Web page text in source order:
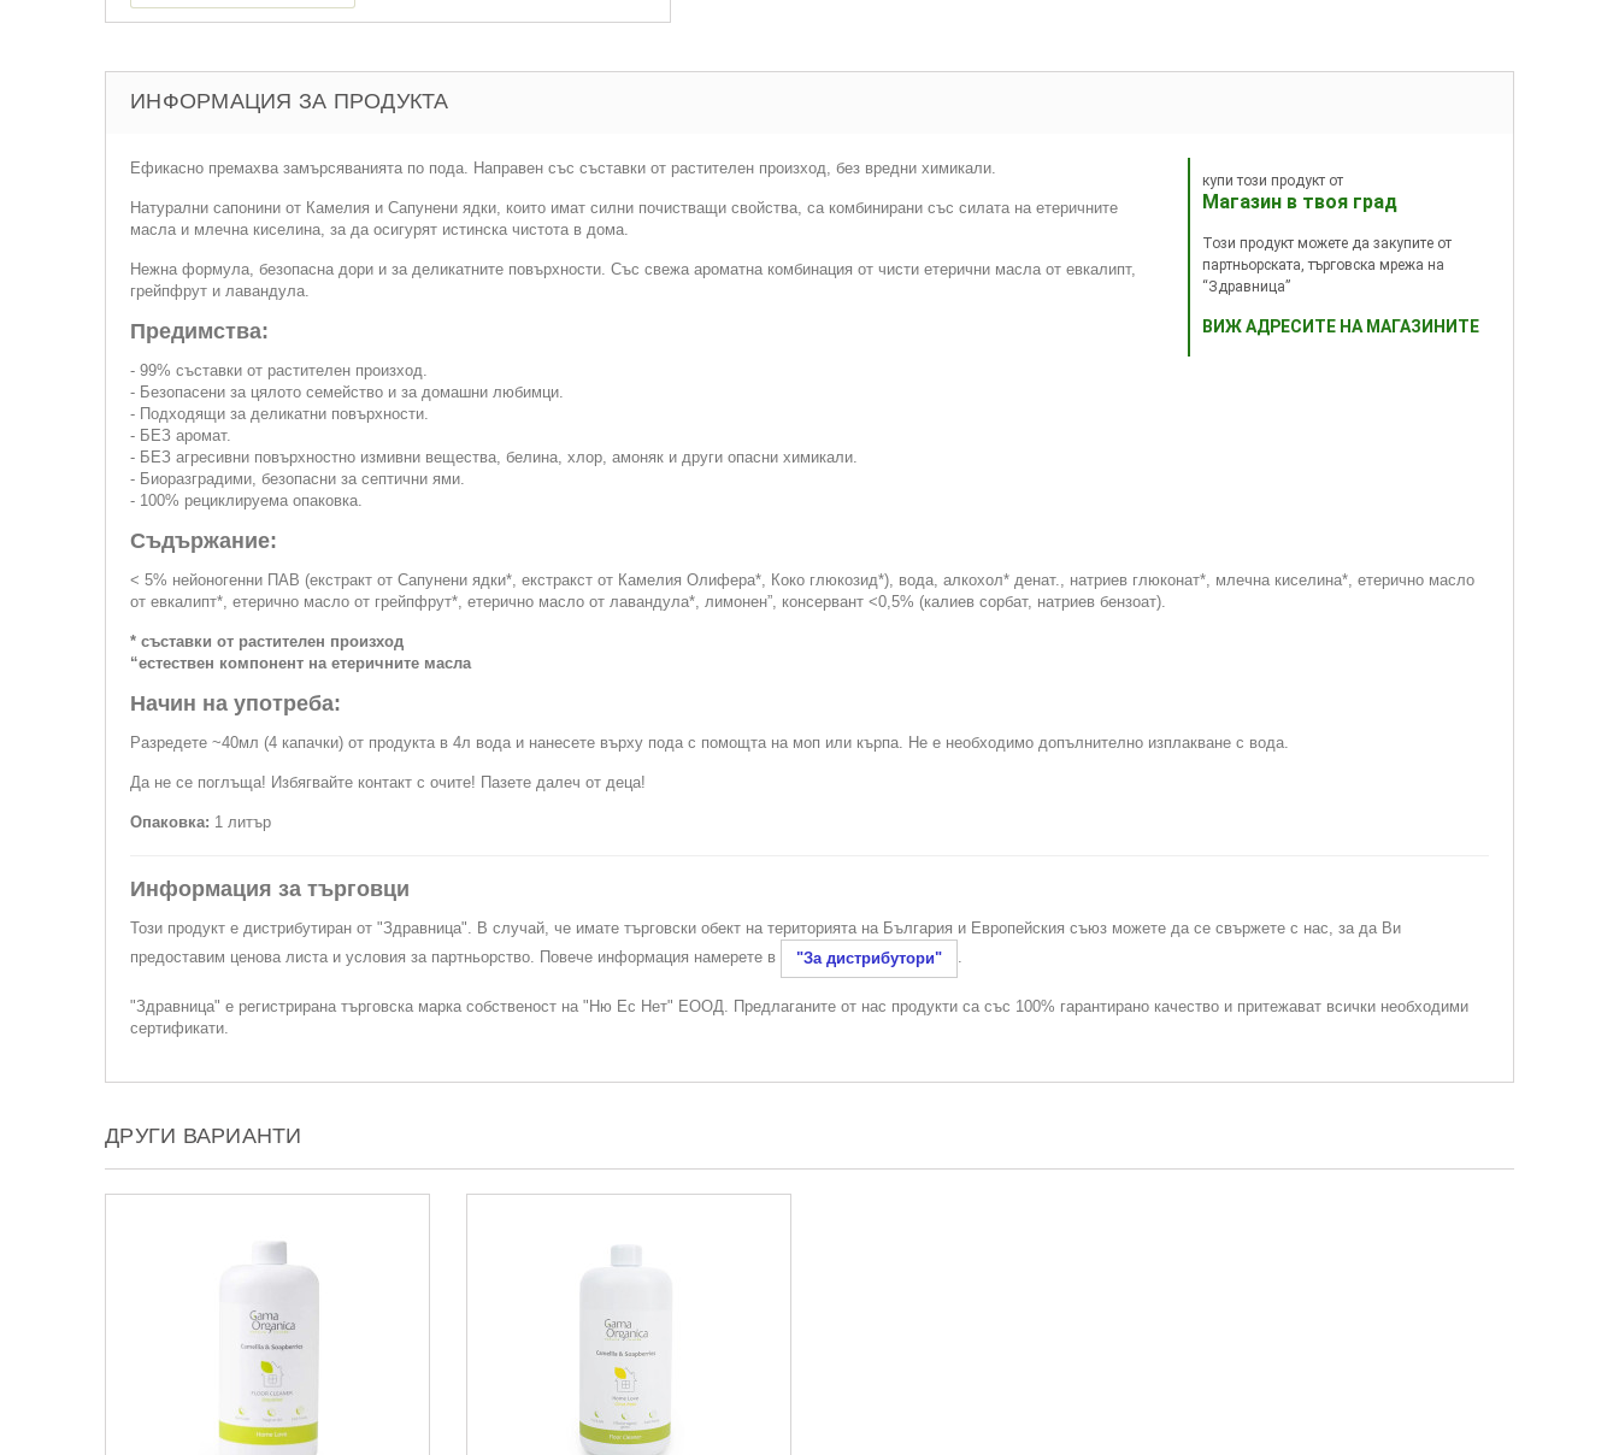
ИНФОРМАЦИЯ ЗА ПРОДУКТА
купи този продукт от
Магазин в твоя град
Този продукт можете да закупите от
партньорската, търговска мрежа на
“Здравница”
ВИЖ АДРЕСИТЕ НА МАГАЗИНИТЕ
Ефикасно премахва замърсяванията по пода. Направен със съставки от растителен произход, без вредни химикали.
Натурални сапонини от Камелия и Сапунени ядки, които имат силни почистващи свойства, са комбинирани със силата на етеричните
масла и млечна киселина, за да осигурят истинска чистота в дома.
Нежна формула, безопасна дори и за деликатните повърхности. Със свежа ароматна комбинация от чисти етерични масла от евкалипт,
грейпфрут и лавандула.
Предимства:
- 99% съставки от растителен произход.
- Безопасени за цялото семейство и за домашни любимци.
- Подходящи за деликатни повърхности.
- БЕЗ аромат.
- БЕЗ агресивни повърхностно измивни вещества, белина, хлор, амоняк и други опасни химикали.
- Биоразградими, безопасни за септични ями.
- 100% рециклируема опаковка.
Съдържание:
< 5% нейоногенни ПАВ (екстракт от Сапунени ядки*, екстракст от Камелия Олифера*, Коко глюкозид*), вода, алкохол* денат., натриев глюконат*, млечна киселина*, етерично масло
от евкалипт*, етерично масло от грейпфрут*, етерично масло от лавандула*, лимонен”, консервант <0,5% (калиев сорбат, натриев бензоат).
* съставки от растителен произход
“естествен компонент на етеричните масла
Начин на употреба:
Разредете ~40мл (4 капачки) от продукта в 4л вода и нанесете върху пода с помощта на моп или кърпа. Не е необходимо допълнително изплакване с вода.
Да не се поглъща! Избягвайте контакт с очите! Пазете далеч от деца!
Опаковка: 1 литър
Информация за търговци
Този продукт е дистрибутиран от "Здравница". В случай, че имате търговски обект на територията на България и Европейския съюз можете да се свържете с нас, за да Ви
предоставим ценова листа и условия за партньорство. Повече информация намерете в
"За дистрибутори" .
"Здравница" е регистрирана търговска марка собственост на "Ню Ес Нет" ЕООД. Предлаганите от нас продукти са със 100% гарантирано качество и притежават всички необходими
сертификати.
ДРУГИ ВАРИАНТИ